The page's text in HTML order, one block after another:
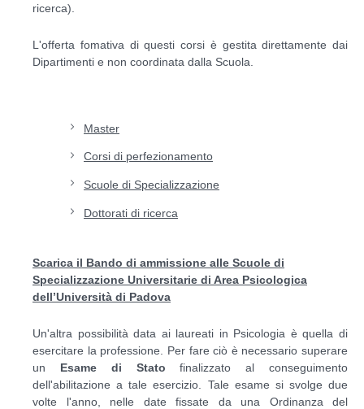
ricerca).
L'offerta fomativa di questi corsi è gestita direttamente dai
Dipartimenti e non coordinata dalla Scuola.
Master
Corsi di perfezionamento
Scuole di Specializzazione
Dottorati di ricerca
Scarica il Bando di ammissione alle Scuole di
Specializzazione Universitarie di Area Psicologica
dell’Università di Padova
Un'altra possibilità data ai laureati in Psicologia è quella di
esercitare la professione. Per fare ciò è necessario superare
un Esame di Stato finalizzato al conseguimento
dell'abilitazione a tale esercizio. Tale esame si svolge due
volte l'anno, nelle date fissate da una Ordinanza del